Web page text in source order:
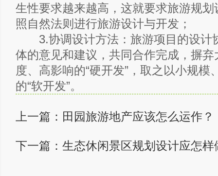
生性要求越来越高，这就要求旅游规
照自然法则进行旅游设计与开发；
3.协调设计方法：旅游项目的设计
体的意见和建议，共同合作完成，摒弃
度、高影响的“硬开发”，取之以小规模
的“软开发”。
上一篇： 田园旅游地产应该怎么运作？
下一篇： 生态休闲景区规划设计应怎样